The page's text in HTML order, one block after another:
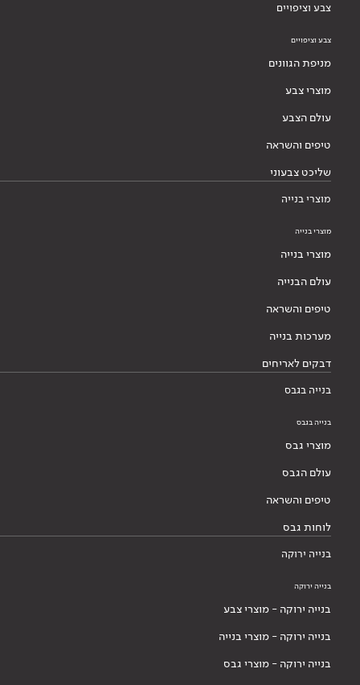
צבע וציפויים
צבע וציפויים
מניפת הגוונים
מוצרי צבע
עולם הצבע
טיפים והשראה
שליכט צבעוני
מוצרי בנייה
מוצרי בנייה
מוצרי בנייה
עולם הבנייה
טיפים והשראה
מערכות בנייה
דבקים לאריחים
בנייה בגבס
בנייה בגבס
מוצרי גבס
עולם הגבס
טיפים והשראה
לוחות גבס
בנייה ירוקה
בנייה ירוקה
בנייה ירוקה - מוצרי צבע
בנייה ירוקה - מוצרי בנייה
בנייה ירוקה - מוצרי גבס